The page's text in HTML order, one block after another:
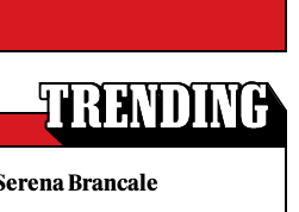
Brancale